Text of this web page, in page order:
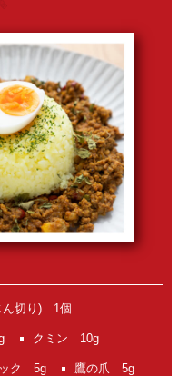
ん切り) 1個
クミン 10g
ック 5g 鷹の爪 5g